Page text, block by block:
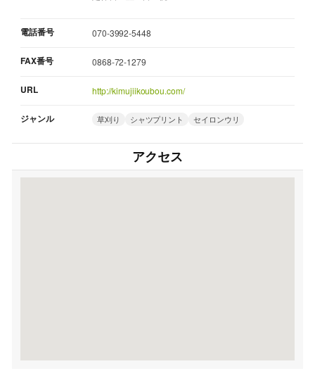
電話番号 070-3992-5448
FAX番号 0868-72-1279
URL http://kimujiikoubou.com/
ジャンル 草刈り シャツプリント セイロンウリ
アクセス